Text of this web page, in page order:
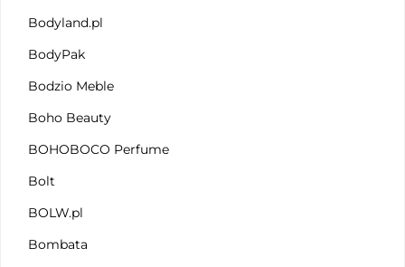
Bodyland.pl
BodyPak
Bodzio Meble
Boho Beauty
BOHOBOCO Perfume
Bolt
BOLW.pl
Bombata